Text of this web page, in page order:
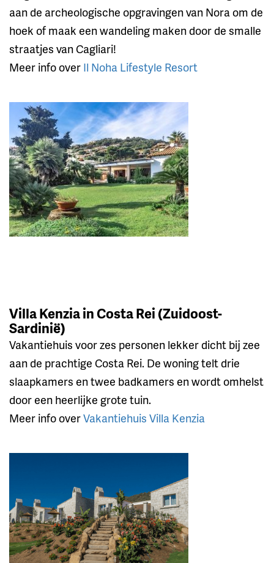
aan de archeologische opgravingen van Nora om de
hoek of maak een wandeling maken door de smalle
straatjes van Cagliari!
Meer info over Il Noha Lifestyle Resort
Villa Kenzia in Costa Rei (Zuidoost-
Sardinië)
Vakantiehuis voor zes personen lekker dicht bij zee
aan de prachtige Costa Rei. De woning telt drie
slaapkamers en twee badkamers en wordt omhelst
door een heerlijke grote tuin.
Meer info overVakantiehuis Villa Kenzia